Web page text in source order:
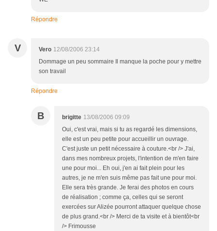
Répondre
V Vero 12/08/2006 23:14
Dommage un peu sommaire Il manque la poche pour y mettre
son travail
Répondre
B brigitte 13/08/2006 09:09
Oui, c'est vrai, mais si tu as regardé les dimensions,
elle est un peu petite pour accueillir un ouvrage.
C'est juste un petit nécessaire à couture.<br /> J'ai,
dans mes nombreux projets, l'intention de m'en faire
une pour moi... Eh oui, j'en ai fait plein pour les
autres, je ne m'en suis même pas fait une pour moi.
Elle sera très grande. Je ferai des photos en cours
de réalisation ; comme ça, celles qui se seront
exercées sur Alizée pourront attaquer quelque chose
de plus grand.<br /> Merci de ta visite et à bientôt<br
/> Frimousse